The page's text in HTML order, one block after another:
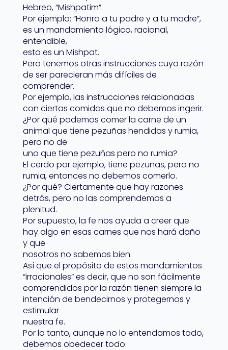
Hebreo, “Mishpatim”.
Por ejemplo: “Honra a tu padre y a tu madre”,
es un mandamiento lógico, racional,
entendible,
esto es un Mishpat.
Pero tenemos otras instrucciones cuya razón
de ser parecieran más difíciles de
comprender.
Por ejemplo, las instrucciones relacionadas
con ciertas comidas que no debemos ingerir.
¿Por qué podemos comer la carne de un
animal que tiene pezuñas hendidas y rumia,
pero no de
uno que tiene pezuñas pero no rumia?
El cerdo por ejemplo, tiene pezuñas, pero no
rumia, entonces no debemos comerlo.
¿Por qué? Ciertamente que hay razones
detrás, pero no las comprendemos a
plenitud.
Por supuesto, la fe nos ayuda a creer que
hay algo en esas carnes que nos hará daño
y que
nosotros no sabemos bien.
Así que el propósito de estos mandamientos
“irracionales” es decir, que no son fácilmente
comprendidos por la razón tienen siempre la
intención de bendecirnos y protegernos y
estimular
nuestra fe.
Por lo tanto, aunque no lo entendamos todo,
debemos obedecer todo.